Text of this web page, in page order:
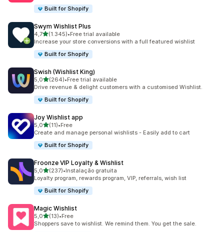
Built for Shopify
Swym Wishlist Plus
4,7de 5 estrelas
(1.345)
1345 total de avaliações
•Free trial available
Increase your store conversions with a full featured wishlist
Built for Shopify
Swish (Wishlist King)
5,0de 5 estrelas
(264)
264 total de avaliações
•Free trial available
Drive revenue & delight customers with a customised Wishlist.
Built for Shopify
Joy Wishlist app
5,0de 5 estrelas
(11)
11 total de avaliações
•Free
Create and manage personal wishlists - Easily add to cart
Built for Shopify
Froonze VIP Loyalty & Wishlist
5,0de 5 estrelas
(237)
237 total de avaliações
•Instalação gratuita
Loyalty program, rewards program, VIP, referrals, wish list
Built for Shopify
Magic Wishlist
5,0de 5 estrelas
(13)
13 total de avaliações
•Free
Shoppers save to wishlist. We remind them. You get the sale.